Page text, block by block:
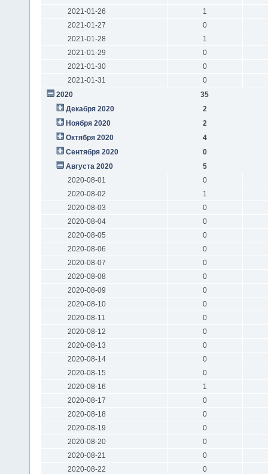
2021-01-26
1
2021-01-27
0
2021-01-28
1
2021-01-29
0
2021-01-30
0
2021-01-31
0
2020
35
Декабря 2020
2
Ноября 2020
2
Октября 2020
4
Сентября 2020
0
Августа 2020
5
2020-08-01
0
2020-08-02
1
2020-08-03
0
2020-08-04
0
2020-08-05
0
2020-08-06
0
2020-08-07
0
2020-08-08
0
2020-08-09
0
2020-08-10
0
2020-08-11
0
2020-08-12
0
2020-08-13
0
2020-08-14
0
2020-08-15
0
2020-08-16
1
2020-08-17
0
2020-08-18
0
2020-08-19
0
2020-08-20
0
2020-08-21
0
2020-08-22
0